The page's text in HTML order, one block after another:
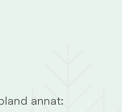
annat: